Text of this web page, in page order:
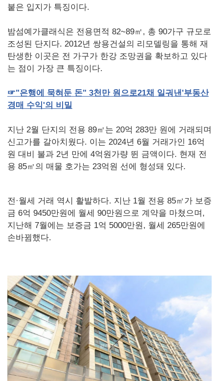
붙은 입지가 특징이다.
밤섬예가클래식은 전용면적 82~89㎡, 총 90가구 규모로
조성된 단지다. 2012년 쌍용건설의 리모델링을 통해 재
탄생한 이곳은 전 가구가 한강 조망권을 확보하고 있다
는 점이 가장 큰 특징이다.
☞"은행에 묵혀둔 돈" 3천만 원으로21채 일궈낸 '부동산
경매 수익'의 비밀
지난 2월 단지의 전용 89㎡는 20억 283만 원에 거래되며
신고가를 갈아치웠다. 이는 2024년 6월 거래가인 16억
원 대비 불과 2년 만에 4억원가량 뛴 금액이다. 현재 전
용 85㎡의 매물 호가는 23억원 선에 형성돼 있다.
전·월세 거래 역시 활발하다. 지난 1월 전용 85㎡가 보증
금 6억 9450만원에 월세 90만원으로 계약을 마쳤으며,
지난해 7월에는 보증금 1억 5000만원, 월세 265만원에
손바뀜했다.